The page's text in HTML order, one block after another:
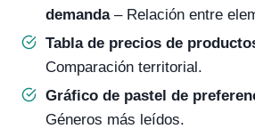
demanda– Relación entre
Tabla de precios de
Comparación territorial.
Gráfico de pastel de
Géneros más leídos.